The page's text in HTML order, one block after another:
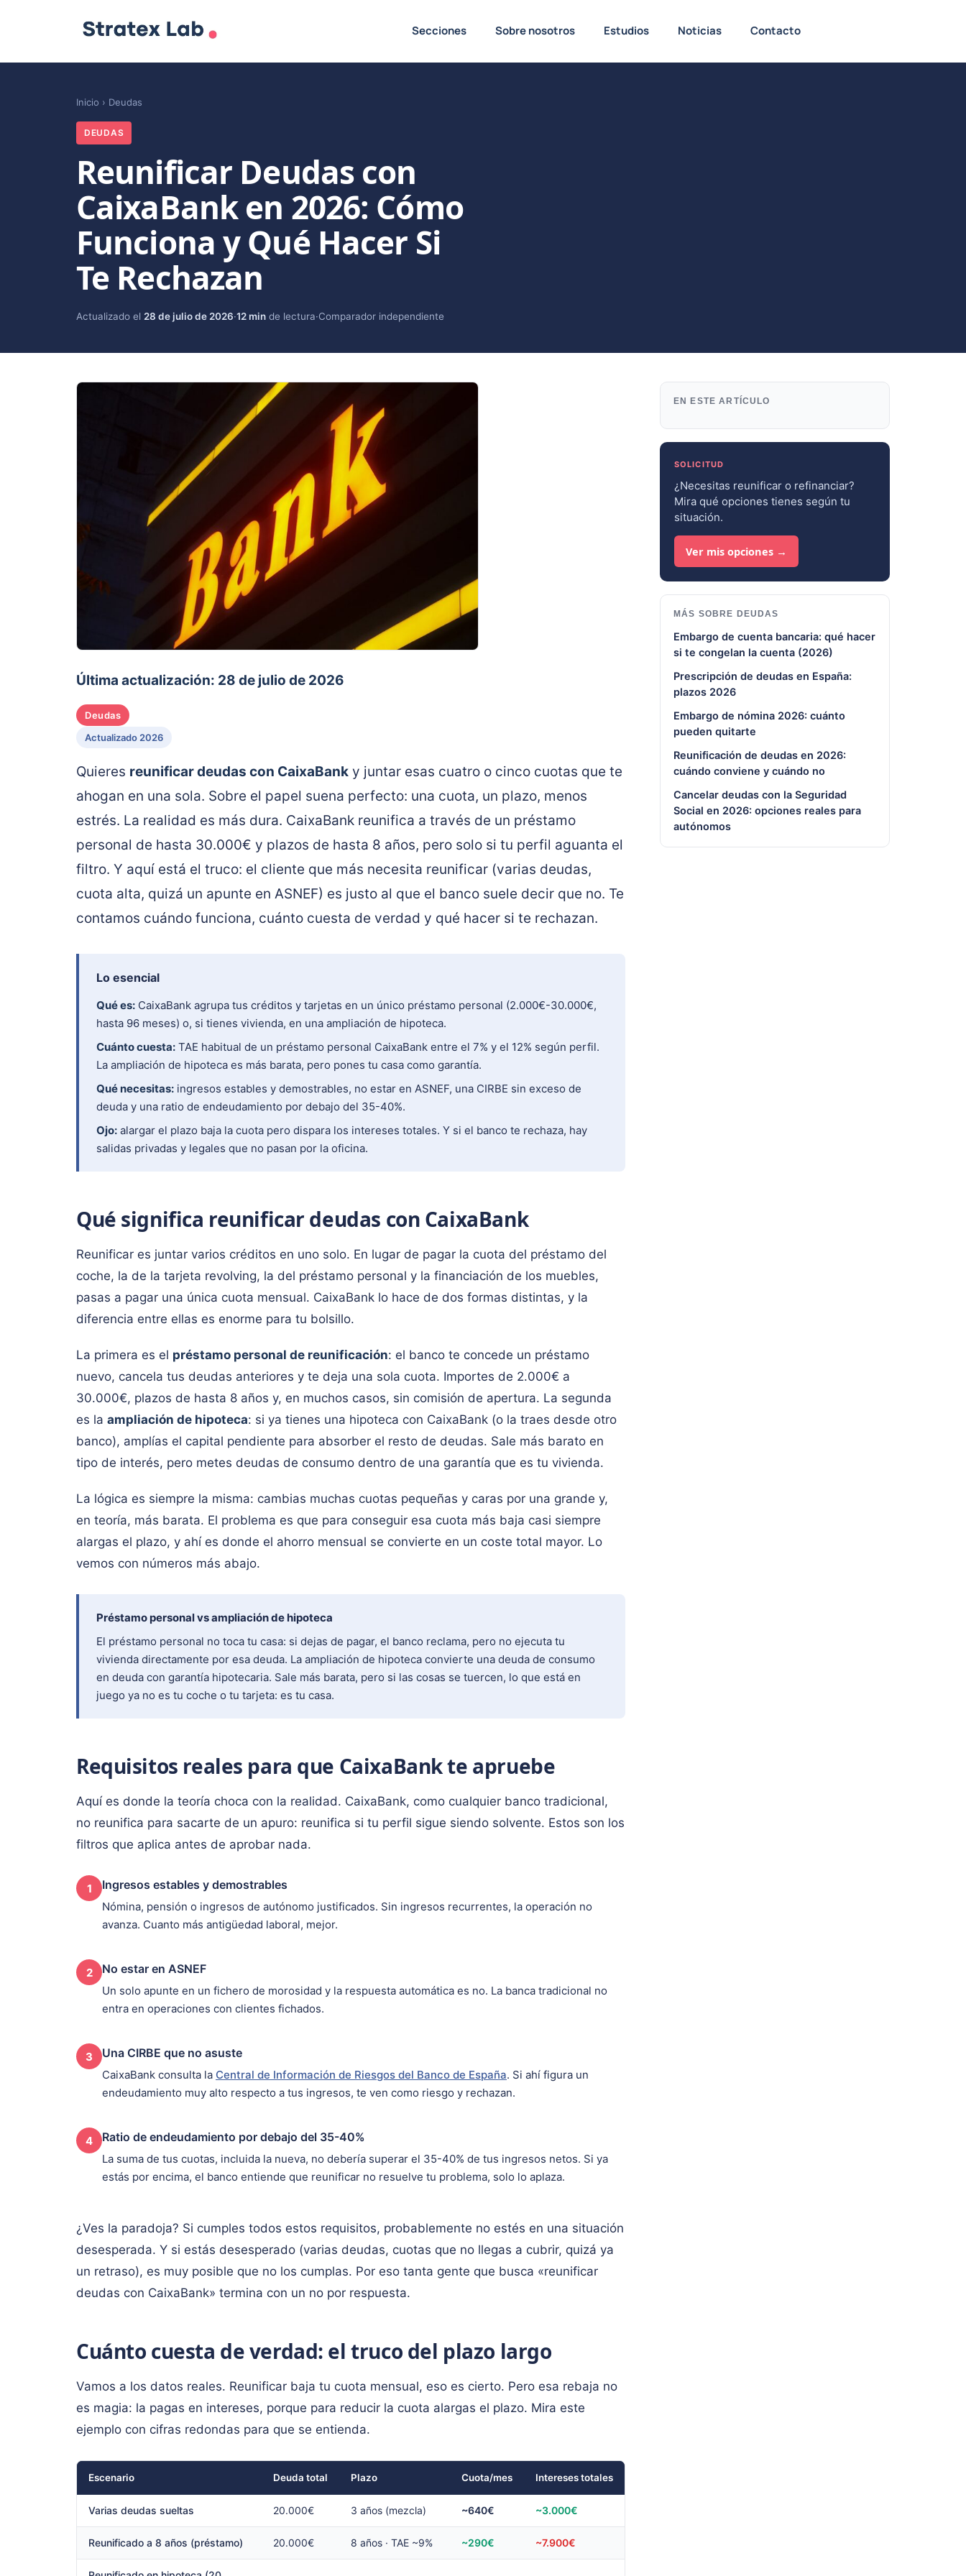
Secciones Sobre nosotros Estudios Noticias Contacto
Inicio › Deudas
DEUDAS
Reunificar Deudas con
CaixaBank en 2026: Cómo
Funciona y Qué Hacer Si
Te Rechazan
Actualizado el 28 de julio de 2026·12 min de lectura·Comparador independiente
Última actualización: 28 de julio de 2026
Deudas
Actualizado 2026
Quieres reunificar deudas con CaixaBank y juntar esas cuatro o cinco cuotas que te
ahogan en una sola. Sobre el papel suena perfecto: una cuota, un plazo, menos
estrés. La realidad es más dura. CaixaBank reunifica a través de un préstamo
personal de hasta 30.000€ y plazos de hasta 8 años, pero solo si tu perfil aguanta el
filtro. Y aquí está el truco: el cliente que más necesita reunificar (varias deudas,
cuota alta, quizá un apunte en ASNEF) es justo al que el banco suele decir que no. Te
contamos cuándo funciona, cuánto cuesta de verdad y qué hacer si te rechazan.
Lo esencial
Qué es: CaixaBank agrupa tus créditos y tarjetas en un único préstamo personal (2.000€-30.000€,
hasta 96 meses) o, si tienes vivienda, en una ampliación de hipoteca.
Cuánto cuesta: TAE habitual de un préstamo personal CaixaBank entre el 7% y el 12% según perfil.
La ampliación de hipoteca es más barata, pero pones tu casa como garantía.
Qué necesitas: ingresos estables y demostrables, no estar en ASNEF, una CIRBE sin exceso de
deuda y una ratio de endeudamiento por debajo del 35-40%.
Ojo: alargar el plazo baja la cuota pero dispara los intereses totales. Y si el banco te rechaza, hay
salidas privadas y legales que no pasan por la oficina.
Qué significa reunificar deudas con CaixaBank
Reunificar es juntar varios créditos en uno solo. En lugar de pagar la cuota del préstamo del
coche, la de la tarjeta revolving, la del préstamo personal y la financiación de los muebles,
pasas a pagar una única cuota mensual. CaixaBank lo hace de dos formas distintas, y la
diferencia entre ellas es enorme para tu bolsillo.
La primera es el préstamo personal de reunificación: el banco te concede un préstamo
nuevo, cancela tus deudas anteriores y te deja una sola cuota. Importes de 2.000€ a
30.000€, plazos de hasta 8 años y, en muchos casos, sin comisión de apertura. La segunda
es la ampliación de hipoteca: si ya tienes una hipoteca con CaixaBank (o la traes desde otro
banco), amplías el capital pendiente para absorber el resto de deudas. Sale más barato en
tipo de interés, pero metes deudas de consumo dentro de una garantía que es tu vivienda.
La lógica es siempre la misma: cambias muchas cuotas pequeñas y caras por una grande y,
en teoría, más barata. El problema es que para conseguir esa cuota más baja casi siempre
alargas el plazo, y ahí es donde el ahorro mensual se convierte en un coste total mayor. Lo
vemos con números más abajo.
Préstamo personal vs ampliación de hipoteca
El préstamo personal no toca tu casa: si dejas de pagar, el banco reclama, pero no ejecuta tu
vivienda directamente por esa deuda. La ampliación de hipoteca convierte una deuda de consumo
en deuda con garantía hipotecaria. Sale más barata, pero si las cosas se tuercen, lo que está en
juego ya no es tu coche o tu tarjeta: es tu casa.
Requisitos reales para que CaixaBank te apruebe
Aquí es donde la teoría choca con la realidad. CaixaBank, como cualquier banco tradicional,
no reunifica para sacarte de un apuro: reunifica si tu perfil sigue siendo solvente. Estos son los
filtros que aplica antes de aprobar nada.
1 Ingresos estables y demostrables
Nómina, pensión o ingresos de autónomo justificados. Sin ingresos recurrentes, la operación no
avanza. Cuanto más antigüedad laboral, mejor.
2 No estar en ASNEF
Un solo apunte en un fichero de morosidad y la respuesta automática es no. La banca tradicional no
entra en operaciones con clientes fichados.
3 Una CIRBE que no asuste
CaixaBank consulta la Central de Información de Riesgos del Banco de España. Si ahí figura un
endeudamiento muy alto respecto a tus ingresos, te ven como riesgo y rechazan.
4 Ratio de endeudamiento por debajo del 35-40%
La suma de tus cuotas, incluida la nueva, no debería superar el 35-40% de tus ingresos netos. Si ya
estás por encima, el banco entiende que reunificar no resuelve tu problema, solo lo aplaza.
¿Ves la paradoja? Si cumples todos estos requisitos, probablemente no estés en una situación
desesperada. Y si estás desesperado (varias deudas, cuotas que no llegas a cubrir, quizá ya
un retraso), es muy posible que no los cumplas. Por eso tanta gente que busca «reunificar
deudas con CaixaBank» termina con un no por respuesta.
Cuánto cuesta de verdad: el truco del plazo largo
Vamos a los datos reales. Reunificar baja tu cuota mensual, eso es cierto. Pero esa rebaja no
es magia: la pagas en intereses, porque para reducir la cuota alargas el plazo. Mira este
ejemplo con cifras redondas para que se entienda.
Escenario Deuda total Plazo Cuota/mes Intereses totales
Varias deudas sueltas 20.000€ 3 años (mezcla) ~640€ ~3.000€
Reunificado a 8 años (préstamo) 20.000€ 8 años · TAE ~9% ~290€ ~7.900€
EN ESTE ARTÍCULO
SOLICITUD
¿Necesitas reunificar o refinanciar?
Mira qué opciones tienes según tu
situación.
Ver mis opciones →
MÁS SOBRE DEUDAS
Embargo de cuenta bancaria: qué hacer
si te congelan la cuenta (2026)
Prescripción de deudas en España:
plazos 2026
Embargo de nómina 2026: cuánto
pueden quitarte
Reunificación de deudas en 2026:
cuándo conviene y cuándo no
Cancelar deudas con la Seguridad
Social en 2026: opciones reales para
autónomos